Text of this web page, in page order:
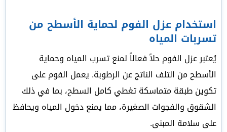
استخدام عزل الفوم لحماية الأسطح من
تسربات المياه
يُعتبر عزل الفوم حلاً فعالاً لمنع تسرب المياه وحماية
الأسطح من التلف الناتج عن الرطوبة. يعمل الفوم على
تكوين طبقة متماسكة تغطي كامل السطح، بما في ذلك
الشقوق والفجوات الصغيرة، مما يمنع دخول المياه ويحافظ
على سلامة المبنى.